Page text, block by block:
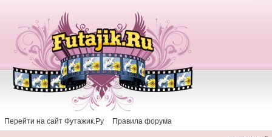
Перейти на сайт Футажик.Ру Правила форума